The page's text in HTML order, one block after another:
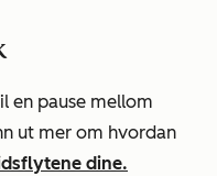
en pause mellom
ut mer om hvordan
dine.